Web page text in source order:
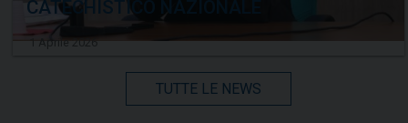
CATECHISTICO NAZIONALE
1 Aprile 2026
TUTTE LE NEWS